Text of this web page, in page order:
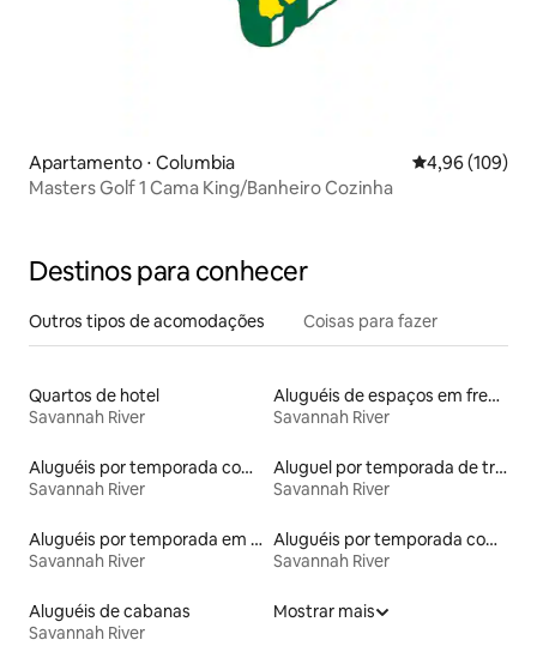
Apartamento ⋅ Columbia 4,96 de uma
4,96 (109)
Masters Golf 1 Cama King/Banheiro Cozinha
Destinos para conhecer
Outros tipos de acomodações Coisas para fazer
Quartos de hotel
Savannah River
Aluguéis de espaços em frente à praia
Savannah River
Aluguéis por temporada com acesso ao lago
Savannah River
Aluguel por temporada de trailers
Savannah River
Aluguéis por temporada em hotéis-fazenda
Savannah River
Aluguéis por temporada com cama de altura acessível
Savannah River
Aluguéis de cabanas
Savannah River
Mostrar mais